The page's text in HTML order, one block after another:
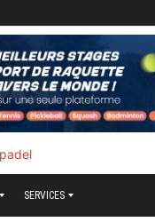
SERVICES